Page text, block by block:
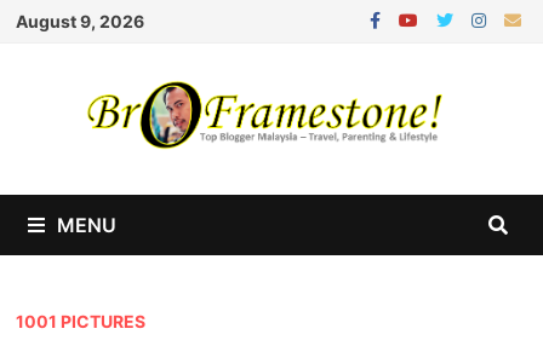
Skip
August 9, 2026
MENU
1001 PICTURES